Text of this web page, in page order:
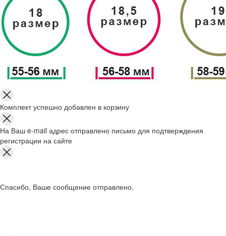
Комплект успешно добавлен в корзину
На Ваш e-mail адрес отправлено письмо для подтверждения
регистрации на сайте
Спасибо, Ваше сообщение отправлено.